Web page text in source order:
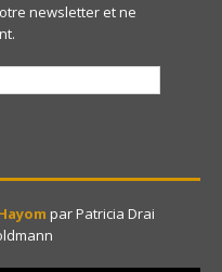
newsletter et ne
par Patricia Drai